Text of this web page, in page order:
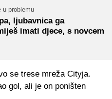
u problemu
ljubavnica ga
imati djece, s novcem
se trese mreža Cityja.
gol, ali je on poništen